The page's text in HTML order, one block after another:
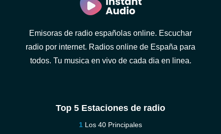
Emisoras de radio españolas online. Escuchar
radio por internet. Radios online de España para
todos. Tu musica en vivo de cada dia en linea.
Top 5 Estaciones de radio
Los 40 Principales